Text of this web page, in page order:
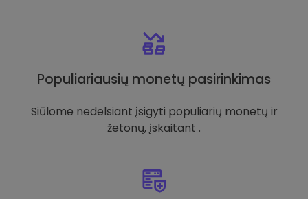
Populiariausių monetų pasirinkimas
Siūlome nedelsiant įsigyti populiarių monetų ir
žetonų, įskaitant .